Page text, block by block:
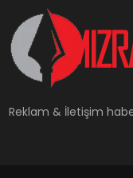
YAŞAM
Reklam & İletişim